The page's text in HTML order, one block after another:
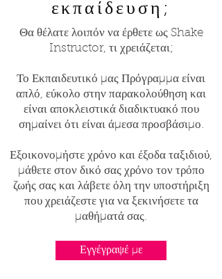
εκπαίδευση;
Θα θέλατε λοιπόν να έρθετε ως Shake
Instructor, τι χρειάζεται;
Το Εκπαιδευτικό μας Πρόγραμμα είναι
απλό, εύκολο στην παρακολούθηση και
είναι αποκλειστικά διαδικτυακό που
σημαίνει ότι είναι άμεσα προσβάσιμο.
Εξοικονομήστε χρόνο και έξοδα ταξιδιού,
μάθετε στον δικό σας χρόνο τον τρόπο
ζωής σας και λάβετε όλη την υποστήριξη
που χρειάζεστε για να ξεκινήσετε τα
μαθήματά σας.
Εγγέγραψέ με